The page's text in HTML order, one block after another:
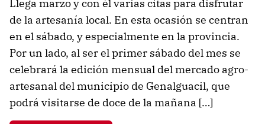
Llega marzo y con él varias citas para disfrutar
de la artesanía local. En esta ocasión se centran
en el sábado, y especialmente en la provincia.
Por un lado, al ser el primer sábado del mes se
celebrará la edición mensual del mercado agro-
artesanal del municipio de Genalguacil, que
podrá visitarse de doce de la mañana […]